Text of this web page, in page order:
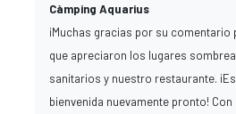
Càmping Aquarius
¡Muchas gracias por su
que apreciaron los lugares
sanitarios y nuestro restaurante.
bienvenida nuevamente pronto!